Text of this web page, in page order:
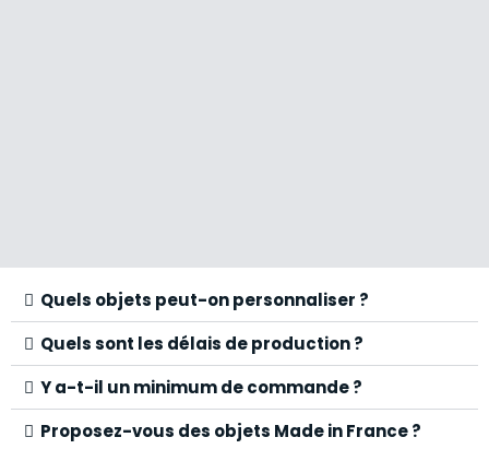
Quels objets peut-on personnaliser ?
Quels sont les délais de production ?
Y a-t-il un minimum de commande ?
Proposez-vous des objets Made in France ?